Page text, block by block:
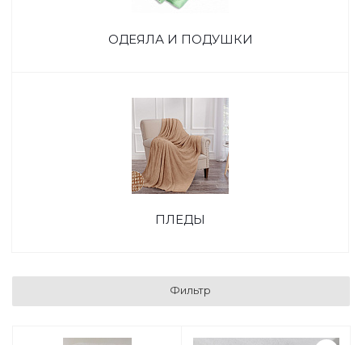
ОДЕЯЛА И ПОДУШКИ
ПЛЕДЫ
Фильтр